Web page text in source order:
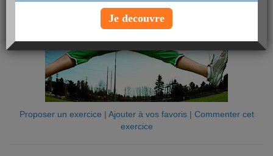
Proposer un exercice | Ajouter à vos favoris| Commenter cet
exercice
Je decouvre